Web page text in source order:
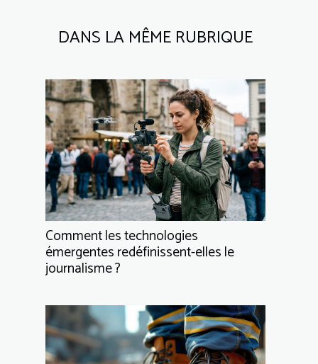
DANS LA MÊME RUBRIQUE
Comment les technologies
émergentes redéfinissent-elles le
journalisme ?